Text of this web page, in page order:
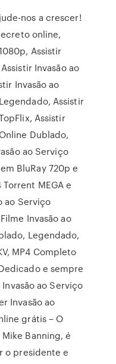
nos a crescer!
online,
Assistir
Invasão ao
Invasão ao
Assistir
Assistir
Dublado,
ao Serviço
BluRay 720p e
MEGA e
ao Serviço
Invasão ao
Legendado,
MP4 Completo
e sempre
ao Serviço
Invasão ao
grátis – O
Banning, é
o presidente e